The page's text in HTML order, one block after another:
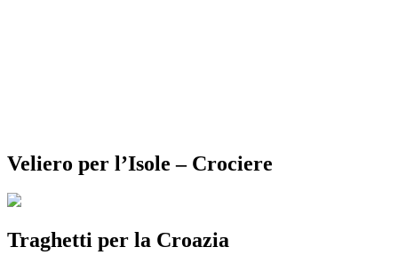
Veliero per l’Isole – Crociere
Traghetti per la Croazia